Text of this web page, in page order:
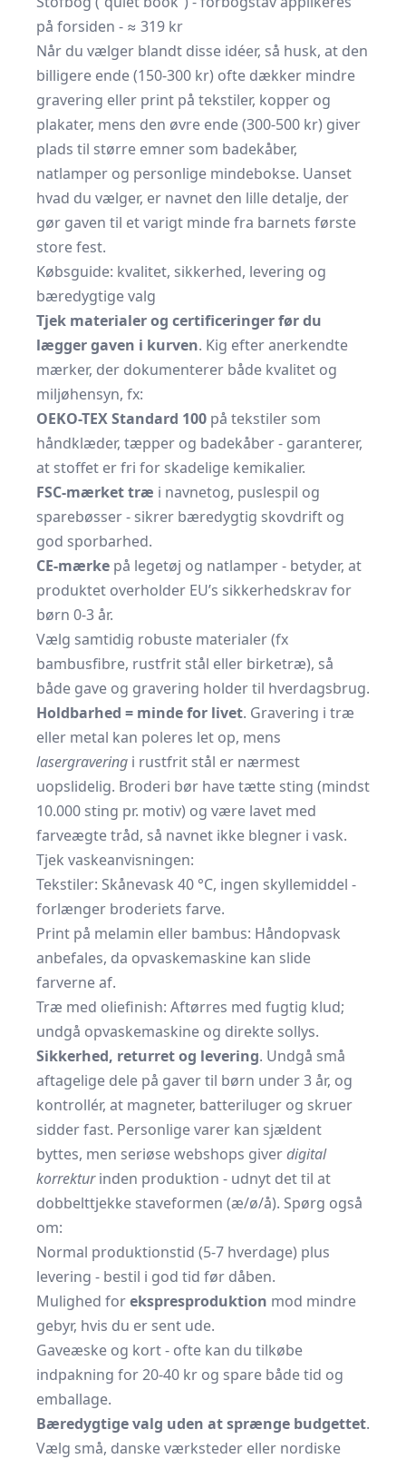
på forsiden - ≈ 319 kr
Når du vælger blandt disse idéer, så husk, at den
billigere ende (150-300 kr) ofte dækker mindre
gravering eller print på tekstiler, kopper og
plakater, mens den øvre ende (300-500 kr) giver
plads til større emner som badekåber,
natlamper og personlige mindebokse. Uanset
hvad du vælger, er navnet den lille detalje, der
gør gaven til et varigt minde fra barnets første
store fest.
Købsguide: kvalitet, sikkerhed, levering og
bæredygtige valg
Tjek materialer og certificeringer før du
lægger gaven i kurven. Kig efter anerkendte
mærker, der dokumenterer både kvalitet og
miljøhensyn, fx:
OEKO-TEX Standard 100 på tekstiler som
håndklæder, tæpper og badekåber - garanterer,
at stoffet er fri for skadelige kemikalier.
FSC-mærket træ i navnetog, puslespil og
sparebøsser - sikrer bæredygtig skovdrift og
god sporbarhed.
CE-mærke på legetøj og natlamper - betyder, at
produktet overholder EU’s sikkerhedskrav for
børn 0-3 år.
Vælg samtidig robuste materialer (fx
bambusfibre, rustfrit stål eller birketræ), så
både gave og gravering holder til hverdagsbrug.
Holdbarhed = minde for livet. Gravering i træ
eller metal kan poleres let op, mens
lasergravering i rustfrit stål er nærmest
uopslidelig. Broderi bør have tætte sting (mindst
10.000 sting pr. motiv) og være lavet med
farveægte tråd, så navnet ikke blegner i vask.
Tjek vaskeanvisningen:
Tekstiler: Skånevask 40 °C, ingen skyllemiddel -
forlænger broderiets farve.
Print på melamin eller bambus: Håndopvask
anbefales, da opvaskemaskine kan slide
farverne af.
Træ med oliefinish: Aftørres med fugtig klud;
undgå opvaskemaskine og direkte sollys.
Sikkerhed, returret og levering. Undgå små
aftagelige dele på gaver til børn under 3 år, og
kontrollér, at magneter, batteriluger og skruer
sidder fast. Personlige varer kan sjældent
byttes, men seriøse webshops giverdigital
korrekturinden produktion - udnyt det til at
dobbelttjekke staveformen (æ/ø/å). Spørg også
om:
Normal produktionstid (5-7 hverdage) plus
levering - bestil i god tid før dåben.
Mulighed forekspresproduktion mod mindre
gebyr, hvis du er sent ude.
Gaveæske og kort - ofte kan du tilkøbe
indpakning for 20-40 kr og spare både tid og
emballage.
Bæredygtige valg uden at sprænge budgettet.
Vælg små, danske værksteder eller nordiske